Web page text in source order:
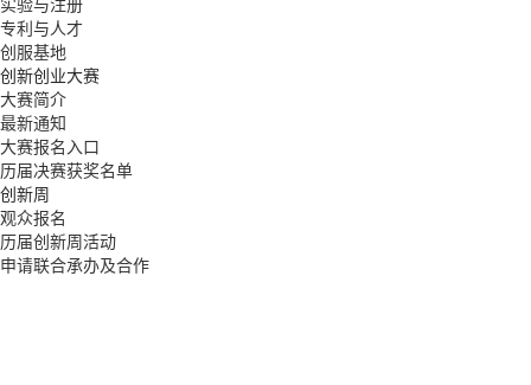
专利与人才
创服基地
创新创业大赛
大赛简介
最新通知
大赛报名入口
历届决赛获奖名单
创新周
观众报名
历届创新周活动
申请联合承办及合作